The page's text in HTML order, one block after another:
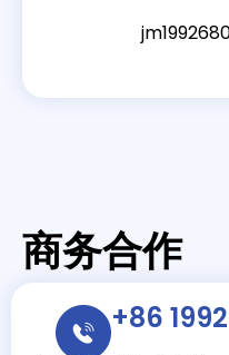
商务合作
+86